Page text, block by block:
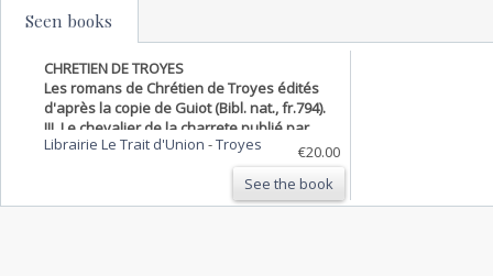
Seen books
CHRETIEN DE TROYES
Les romans de Chrétien de Troyes édités
d'après la copie de Guiot (Bibl. nat., fr.794).
III, Le chevalier de la charrete publié par
Mario Roques.
Librairie Le Trait d'Union -Troyes
€20.00
See the book